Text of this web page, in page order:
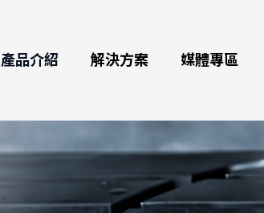
產品介紹
CNC電腦數控臥式旋轉工作台
解決方案
應用領域
技術支援
航太
綠色
自行
舶零
3C產
媒體專區
展覽訊息
電子型錄
獎項
品質
全球